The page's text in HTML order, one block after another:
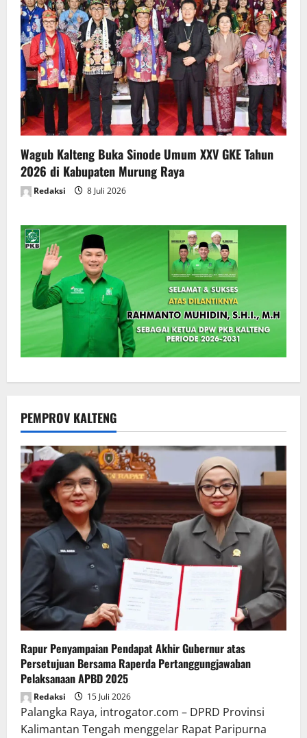
Wagub Kalteng Buka Sinode Umum XXV GKE Tahun
2026 di Kabupaten Murung Raya
Redaksi 8 Juli 2026
PEMPROV KALTENG
Rapur Penyampaian Pendapat Akhir Gubernur atas
Persetujuan Bersama Raperda Pertanggungjawaban
Pelaksanaan APBD 2025
Redaksi 15 Juli 2026
Palangka Raya, introgator.com – DPRD Provinsi
Kalimantan Tengah menggelar Rapat Paripurna